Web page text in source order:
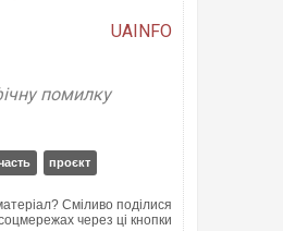
UAINFO
помилку
проєкт
Сміливо поділися
через ці кнопки